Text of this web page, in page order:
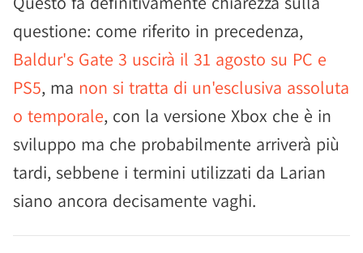
questione: come riferito in precedenza,
Baldur's Gate 3 uscirà il 31 agosto su PC e
PS5, ma non si tratta di un'esclusiva assoluta
o temporale, con la versione Xbox che è in
sviluppo ma che probabilmente arriverà più
tardi, sebbene i termini utilizzati da Larian
siano ancora decisamente vaghi.